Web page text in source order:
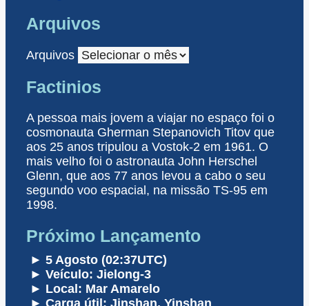
Arquivos
Arquivos
Factinios
A pessoa mais jovem a viajar no espaço foi o
cosmonauta Gherman Stepanovich Titov que
aos 25 anos tripulou a Vostok-2 em 1961. O
mais velho foi o astronauta John Herschel
Glenn, que aos 77 anos levou a cabo o seu
segundo voo espacial, na missão TS-95 em
1998.
Próximo Lançamento
► 5 Agosto (02:37UTC)
► Veículo: Jielong-3
► Local: Mar Amarelo